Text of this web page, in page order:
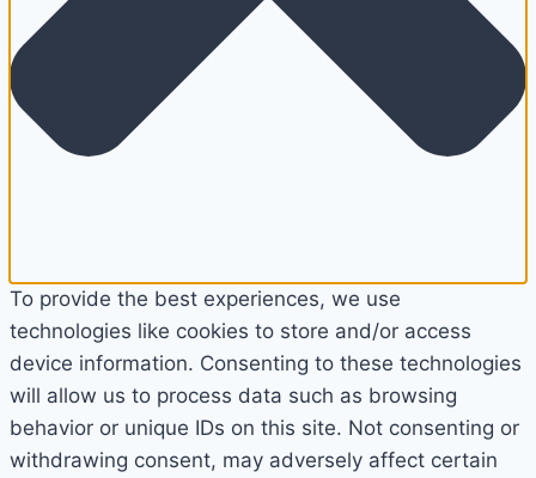
To provide the best experiences, we use
technologies like cookies to store and/or access
device information. Consenting to these technologies
will allow us to process data such as browsing
behavior or unique IDs on this site. Not consenting or
withdrawing consent, may adversely affect certain